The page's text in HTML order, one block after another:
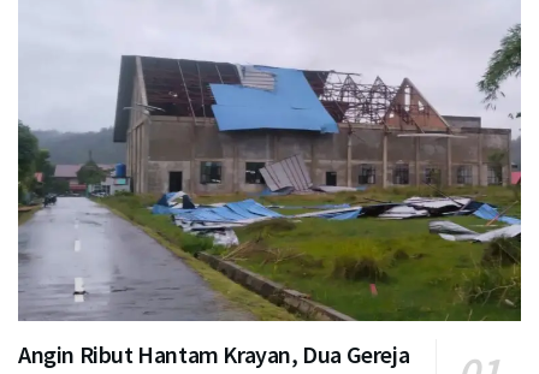
Angin Ribut Hantam Krayan, Dua Gereja